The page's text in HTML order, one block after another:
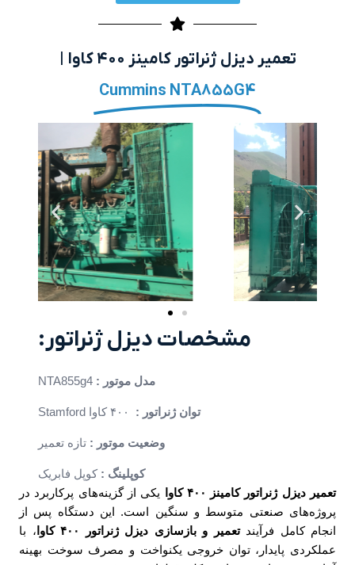
تعمیر دیزل ژنراتور کامینز ۴۰۰ کاوا |
Cummins NTA855G4
مشخصات دیزل ژنراتور:
مدل موتور :
توان ژنراتور :
وضعیت موتور : تازه تعمیر
کوپلینگ : کوپل فابریک
تعمیر دیزل ژنراتور کامینز ۴۰۰ کاوا
یکی از گزینه‌های پرکاربرد در
پروژه‌های صنعتی متوسط و سنگین است. این دستگاه پس از
انجام کامل فرآیندتعمیر و بازسازی دیزل ژنراتور ۴۰۰ کاوا
، با
عملکردی پایدار، توان خروجی یکنواخت و مصرف سوخت بهینه